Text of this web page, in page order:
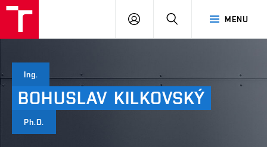
MENU
PŘIHLÁSIT
Ing.
BOHUSLAV KILKOVSKÝ
Ph.D.